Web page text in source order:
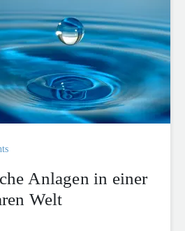
Anlagen in einer
Welt